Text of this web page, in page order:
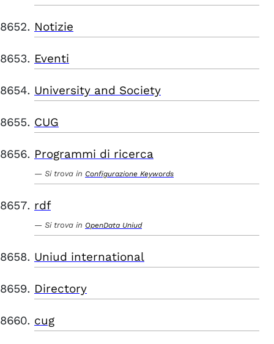
Notizie
Eventi
University and Society
CUG
Programmi di ricerca
Si trova in Configurazione Keywords
rdf
Si trova in OpenData Uniud
Uniud international
Directory
cug